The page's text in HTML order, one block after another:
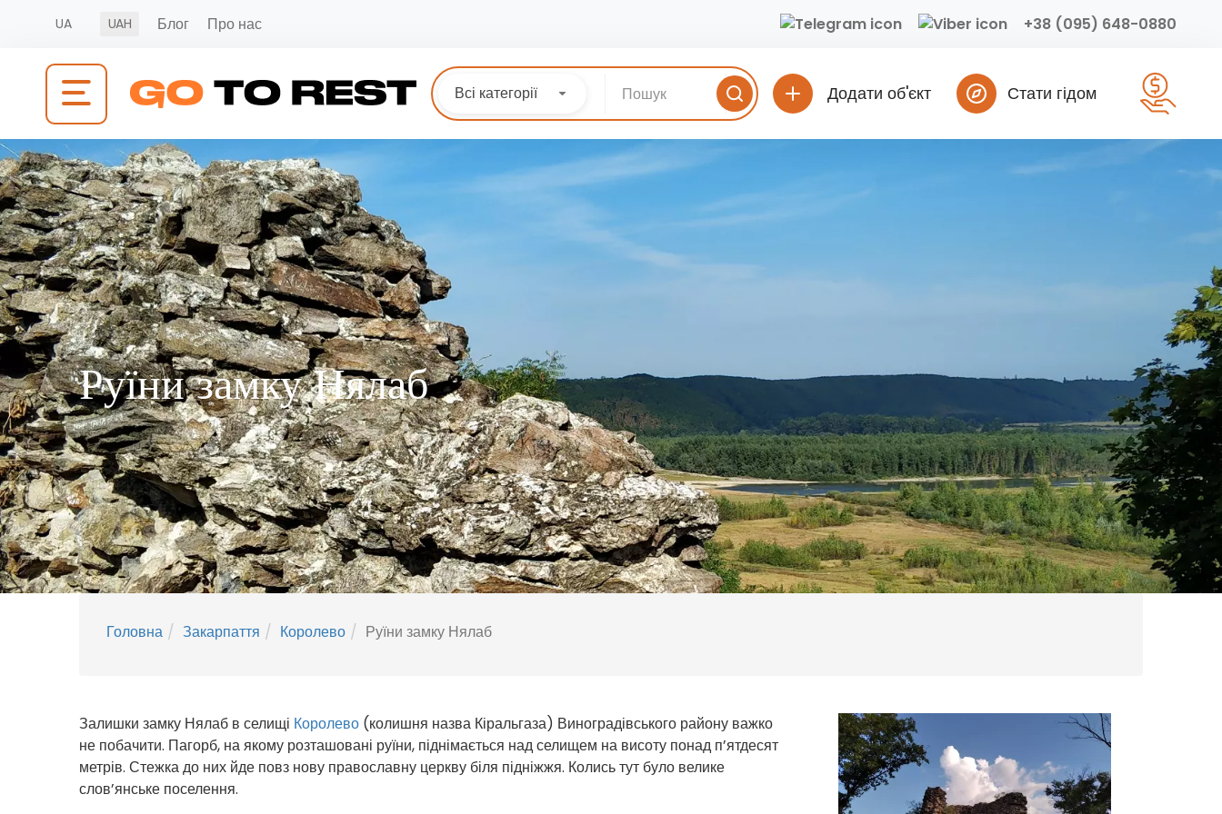
UA UAH Блог Про нас +38 (095) 648-0880
Всі категорії Додати об'єкт Стати гідом
Руїни замку Нялаб
Головна Закарпаття Королево Руїни замку Нялаб
Залишки замку Нялаб в селищі Королево (колишня назва Кіральгаза) Виноградівського району важко
не побачити. Пагорб, на якому розташовані руїни, піднімається над селищем на висоту понад п’ятдесят
метрів. Стежка до них йде повз нову православну церкву біля підніжжя. Колись тут було велике
слов’янське поселення.